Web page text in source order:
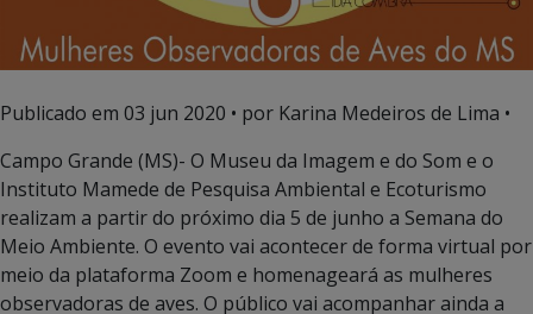
Publicado em 03 jun 2020 • por Karina Medeiros de Lima •
Campo Grande (MS)- O Museu da Imagem e do Som e o
Instituto Mamede de Pesquisa Ambiental e Ecoturismo
realizam a partir do próximo dia 5 de junho a Semana do
Meio Ambiente. O evento vai acontecer de forma virtual por
meio da plataforma Zoom e homenageará as mulheres
observadoras de aves. O público vai acompanhar ainda a